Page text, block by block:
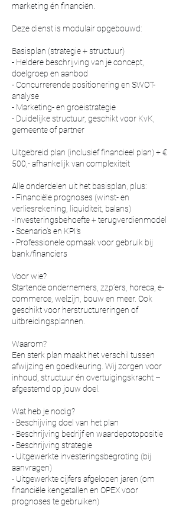
marketing én financiën.
Deze dienst is modulair opgebouwd:
Basisplan (strategie + structuur)
- Heldere beschrijving van je concept,
doelgroep en aanbod
- Concurrerende positionering en SWOT-
analyse
- Marketing- en groeistrategie
- Duidelijke structuur, geschikt voor KvK,
gemeente of partner
Uitgebreid plan (inclusief financieel plan) + €
500,- afhankelijk van complexiteit
Alle onderdelen uit het basisplan, plus:
- Financiële prognoses (winst- en
verliesrekening, liquiditeit, balans)
-Investeringsbehoefte + terugverdienmodel
- Scenario’s en KPI’s
- Professionele opmaak voor gebruik bij
bank/financiers
Voor wie?
Startende ondernemers, zzp’ers, horeca, e-
commerce, welzijn, bouw en meer. Ook
geschikt voor herstructureringen of
uitbreidingsplannen.
Waarom?
Een sterk plan maakt het verschil tussen
afwijzing en goedkeuring. Wij zorgen voor
inhoud, structuur én overtuigingskracht –
afgestemd op jouw doel.
Wat heb je nodig?
- Beschijving doel van het plan
- Beschrijving bedrijf en waardepotopositie
- Beschrijving strategie
- Uitgewerkte investeringsbegroting (bij
aanvragen)
- Uitgewerkte cijfers afgelopen jaren (om
financiële kengetallen en OPEX voor
prognoses te gebruiken)